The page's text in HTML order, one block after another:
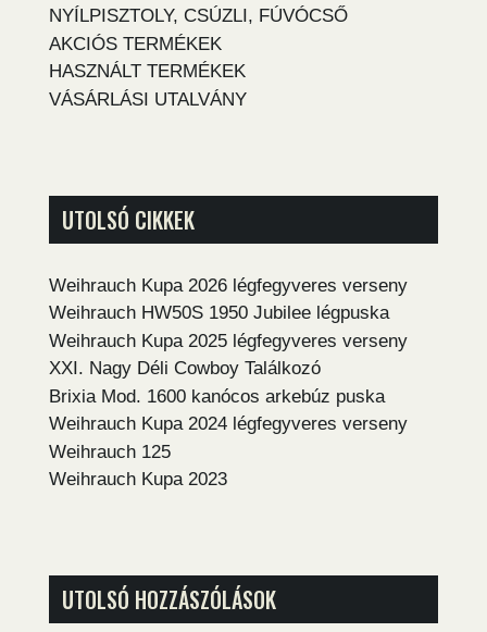
NYÍLPISZTOLY, CSÚZLI, FÚVÓCSŐ
AKCIÓS TERMÉKEK
HASZNÁLT TERMÉKEK
VÁSÁRLÁSI UTALVÁNY
UTOLSÓ CIKKEK
Weihrauch Kupa 2026 légfegyveres verseny
Weihrauch HW50S 1950 Jubilee légpuska
Weihrauch Kupa 2025 légfegyveres verseny
XXI. Nagy Déli Cowboy Találkozó
Brixia Mod. 1600 kanócos arkebúz puska
Weihrauch Kupa 2024 légfegyveres verseny
Weihrauch 125
Weihrauch Kupa 2023
UTOLSÓ HOZZÁSZÓLÁSOK